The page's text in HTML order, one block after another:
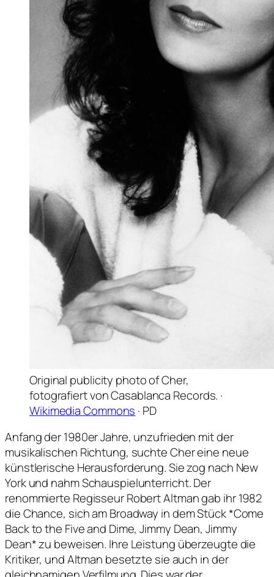
Original publicity photo of Cher,
fotografiert von Casablanca Records. ·
Wikimedia Commons · PD
Anfang der 1980er Jahre, unzufrieden mit der
musikalischen Richtung, suchte Cher eine neue
künstlerische Herausforderung. Sie zog nach New
York und nahm Schauspielunterricht. Der
renommierte Regisseur Robert Altman gab ihr 1982
die Chance, sich am Broadway in dem Stück *Come
Back to the Five and Dime, Jimmy Dean, Jimmy
Dean* zu beweisen. Ihre Leistung überzeugte die
Kritiker, und Altman besetzte sie auch in der